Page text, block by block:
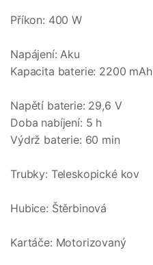
Příkon: 400 W
Napájení: Aku
Kapacita baterie: 2200 mAh
Napětí baterie: 29,6 V
Doba nabíjení: 5 h
Výdrž baterie: 60 min
Trubky: Teleskopické kov
Hubice: Štěrbinová
Kartáče: Motorizovaný